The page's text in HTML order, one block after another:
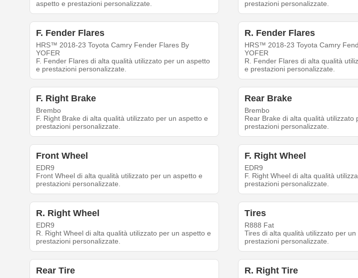
aspetto e prestazioni personalizzate.
prestazioni personalizzate.
F. Fender Flares
HRS™ 2018-23 Toyota Camry Fender Flares By
YOFER
F. Fender Flares di alta qualità utilizzato per un aspetto
e prestazioni personalizzate.
R. Fender Flares
HRS™ 2018-23 Toyota Camry
YOFER
R. Fender Flares di alta qualità
e prestazioni personalizzate.
F. Right Brake
Brembo
F. Right Brake di alta qualità utilizzato per un aspetto e
prestazioni personalizzate.
Rear Brake
Brembo
Rear Brake di alta qualità utilizzato
prestazioni personalizzate.
Front Wheel
EDR9
Front Wheel di alta qualità utilizzato per un aspetto e
prestazioni personalizzate.
F. Right Wheel
EDR9
F. Right Wheel di alta qualità
prestazioni personalizzate.
R. Right Wheel
EDR9
R. Right Wheel di alta qualità utilizzato per un aspetto e
prestazioni personalizzate.
Tires
R888 Fat
Tires di alta qualità utilizzato per un
prestazioni personalizzate.
Rear Tire R. Right Tire